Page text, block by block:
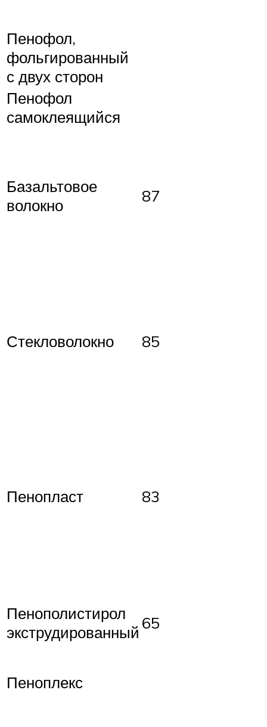
Пенофол,
фольгированный
с двух сторон
Пенофол
самоклеящийся
Базальтовое
волокно
87
Стекловолокно 85
Пенопласт 83
Пенополистирол
экструдированный 65
Пеноплекс